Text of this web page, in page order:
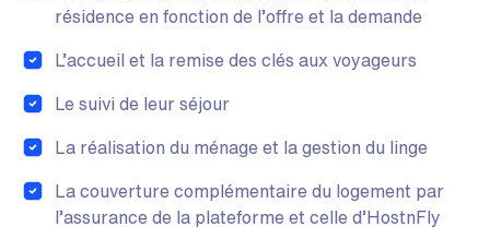
résidence en fonction de l’offre et la demande
L’accueil et la remise des clés aux voyageurs
Le suivi de leur séjour
La réalisation du ménage et la gestion du linge
La couverture complémentaire du logement par
l’assurance de la plateforme et celle d’HostnFly